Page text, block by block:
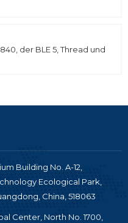
der BLE 5, Thread und
Building No. A-12,
Ecological Park,
China, 518063
Center, North No. 1700,